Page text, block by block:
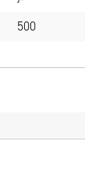
500